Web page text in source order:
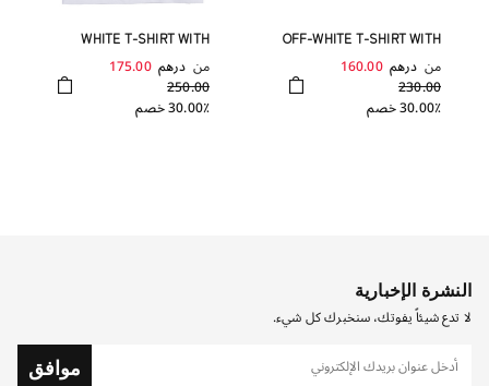
OFF-WHITE T-SHIRT WITH
من درهم 160.00
230.00
30.00٪ خصم
WHITE T-SHIRT WITH
من درهم 175.00
250.00
30.00٪ خصم
النشرة الإخبارية
لا تدع شيئاً يفوتك، سنخبرك كل شيء.
موافق